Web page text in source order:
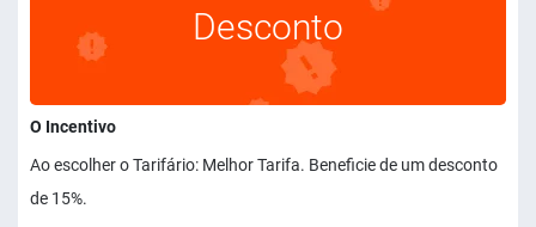
Desconto
O Incentivo
Ao escolher o Tarifário: Melhor Tarifa. Beneficie de um desconto
de 15%.